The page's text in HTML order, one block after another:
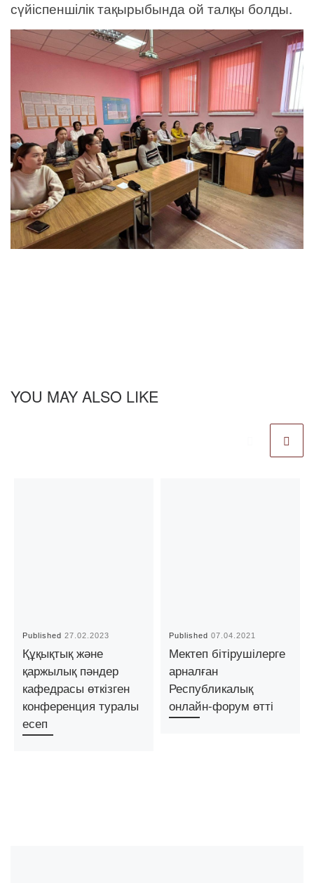
сүйіспеншілік тақырыбында ой талқы болды.
YOU MAY ALSO LIKE
Published27.02.2023
Құқықтық және
қаржылық пәндер
кафедрасы өткізген
конференция туралы
есеп
Published07.04.2021
Мектеп бітірушілерге
арналған
Республикалық
онлайн-форум өтті